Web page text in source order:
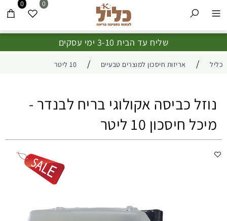
שליח עד הבית 3-10 ימי עסקים
0 0
כליל / אריזות חיסכון למוצרים טבעיים / 10 ליטר
נוזל כביסה אקולוגי בריח לבנדר -
מיכל חיסכון 10 ליטר